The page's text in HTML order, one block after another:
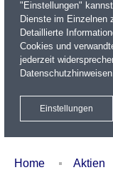
Name / WKN / ISIN /
Xetra Realtime
Home Aktien
"Einstellungen"
Dienste im Einzelnen
Detaillierte
Cookies und
jederzeit
Datenschutzhinweisen
Einstellungen